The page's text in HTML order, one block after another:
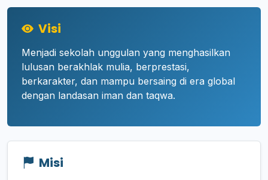
Visi
Menjadi sekolah unggulan yang menghasilkan
lulusan berakhlak mulia, berprestasi,
berkarakter, dan mampu bersaing di era global
dengan landasan iman dan taqwa.
Misi